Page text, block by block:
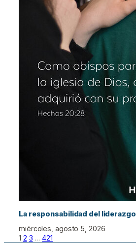
La responsabilidad del liderazgo
miércoles, agosto 5, 2026
1 2 3 … 421